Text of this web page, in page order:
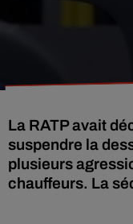
La RATP avait
suspendre la
plusieurs
chauffeurs. La